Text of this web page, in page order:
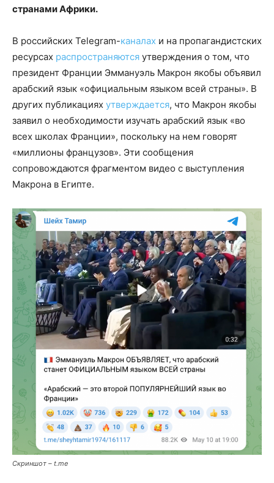
странами Африки.
В российских Telegram-каналах и на пропагандистских
ресурсах распространяются утверждения о том, что
президент Франции Эммануэль Макрон якобы объявил
арабский язык «официальным языком всей страны». В
других публикациях утверждается, что Макрон якобы
заявил о необходимости изучать арабский язык «во
всех школах Франции», поскольку на нем говорят
«миллионы французов». Эти сообщения
сопровождаются фрагментом видео с выступления
Макрона в Египте.
Скриншот – t.me